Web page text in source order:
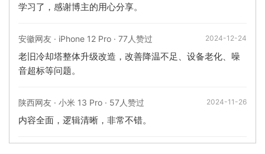
学习了，感谢博主的用心分享。
安徽网友 · iPhone 12 Pro · 77人赞过 2024-12-24
老旧冷却塔整体升级改造，改善降温不足、设备老化、噪
音超标等问题。
陕西网友 · 小米 13 Pro · 57人赞过 2024-11-26
内容全面，逻辑清晰，非常不错。